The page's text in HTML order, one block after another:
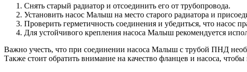
Снять старый радиатор и отсоединить его от трубопровода.
Установить насос Малыш на место старого радиатора и
Проверить герметичность соединения и убедиться, что насос
Для устойчивого крепления насоса Малыш рекомендуется
Важно учесть, что при соединении насоса Малыш с трубой ПНД
Также стоит обратить внимание на качество фланцев и насоса,